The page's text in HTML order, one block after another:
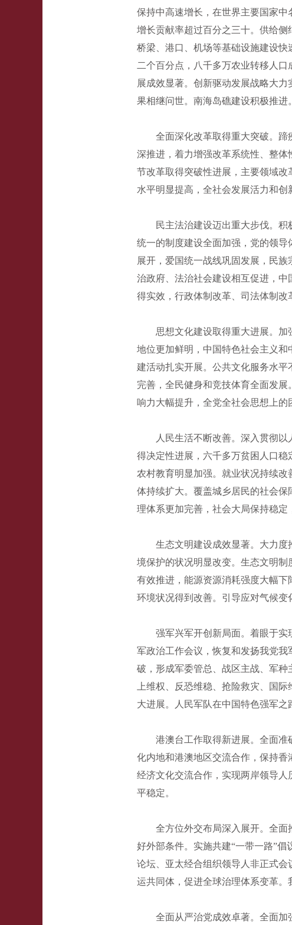
保持中高速增长，在世界主要国家
增长贡献率超过百分之三十。供给侧
桥梁、港口、机场等基础设施建设
二个百分点，八千多万农业转移人
展成效显著。创新驱动发展战略大
果相继问世。南海岛礁建设积极推进
全面深化改革取得重大突破。
深推进，着力增强改革系统性、整
节改革取得突破性进展，主要领域
水平明显提高，全社会发展活力和创
民主法治建设迈出重大步伐。
统一的制度建设全面加强，党的领
展开，爱国统一战线巩固发展，民
治政府、法治社会建设相互促进，
得实效，行政体制改革、司法体制改
思想文化建设取得重大进展。
地位更加鲜明，中国特色社会主义
建活动扎实开展。公共文化服务水
完善，全民健身和竞技体育全面发
响力大幅提升，全党全社会思想上的
人民生活不断改善。深入贯彻
得决定性进展，六千多万贫困人口
农村教育明显加强。就业状况持续
体持续扩大。覆盖城乡居民的社会
理体系更加完善，社会大局保持稳定
生态文明建设成效显著。大力
境保护的状况明显改变。生态文明
有效推进，能源资源消耗强度大幅下
环境状况得到改善。引导应对气候变
强军兴军开创新局面。着眼于
军政治工作会议，恢复和发扬我党
破，形成军委管总、战区主战、军
上维权、反恐维稳、抢险救灾、国
大进展。人民军队在中国特色强军之
港澳台工作取得新进展。全面准
化内地和港澳地区交流合作，保持
经济文化交流合作，实现两岸领导
平稳定。
全方位外交布局深入展开。全
好外部条件。实施共建“一带一路”
论坛、亚太经合组织领导人非正式
运共同体，促进全球治理体系变革。
全面从严治党成效卓著。全面